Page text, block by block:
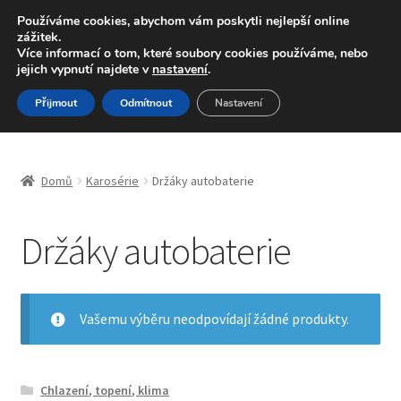
DOPRAVA od 139,-Kč
Volejte po-pá 9-16 704 494 494
Přeskočit
na
navigaci
Přejít
k
obsahu
Celosvětová doprava
Doprava
Košík
Domů Karosérie Držáky autobaterie
Držáky autobaterie
Vašemu výběru neodpovídají žádné produkty.
Chlazení, topení, klima
Používáme cookies, abychom vám poskytli nejlepší online
zážitek.
Více informací o tom, které soubory cookies používáme, nebo
jejich vypnutí najdete v nastavení.
Přijmout Odmítnout Nastavení